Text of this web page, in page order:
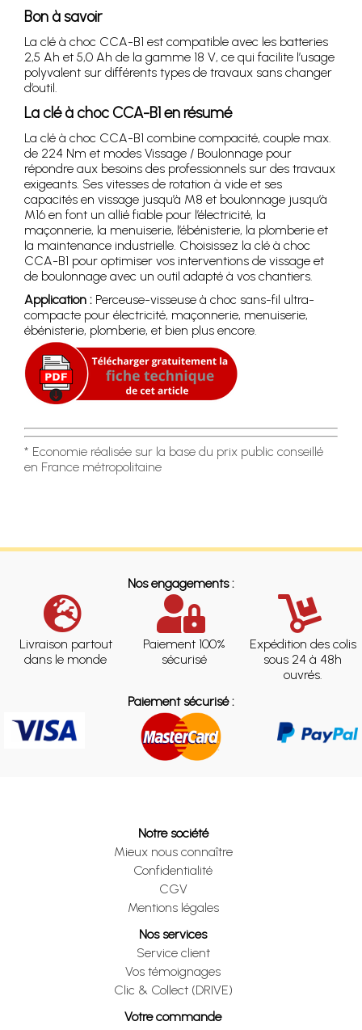
Bon à savoir
La clé à choc CCA-B1 est compatible avec les batteries
2,5 Ah et 5,0 Ah de la gamme 18 V, ce qui facilite l’usage
polyvalent sur différents types de travaux sans changer
d’outil.
La clé à choc CCA-B1 en résumé
La clé à choc CCA-B1 combine compacité, couple max.
de 224 Nm et modes Vissage / Boulonnage pour
répondre aux besoins des professionnels sur des travaux
exigeants. Ses vitesses de rotation à vide et ses
capacités en vissage jusqu’à M8 et boulonnage jusqu’à
M16 en font un allié fiable pour l’électricité, la
maçonnerie, la menuiserie, l’ébénisterie, la plomberie et
la maintenance industrielle. Choisissez la clé à choc
CCA-B1 pour optimiser vos interventions de vissage et
de boulonnage avec un outil adapté à vos chantiers.
Application : Perceuse-visseuse à choc sans-fil ultra-
compacte pour électricité, maçonnerie, menuiserie,
ébénisterie, plomberie, et bien plus encore.
* Economie réalisée sur la base du prix public conseillé
en France métropolitaine
Nos engagements :
Livraison partout
dans le monde
Paiement 100%
sécurisé
Expédition des colis
sous 24 à 48h
ouvrés.
Paiement sécurisé :
Notre société
Mieux nous connaître
Confidentialité
CGV
Mentions légales
Nos services
Service client
Vos témoignages
Clic & Collect (DRIVE)
Votre commande